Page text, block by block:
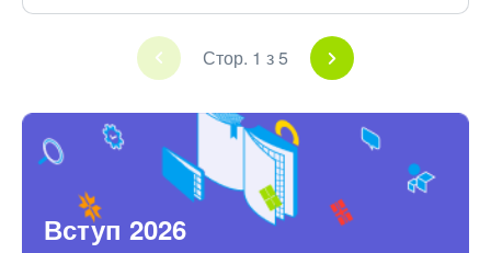
Стор. 1 з 5
Вступ 2026